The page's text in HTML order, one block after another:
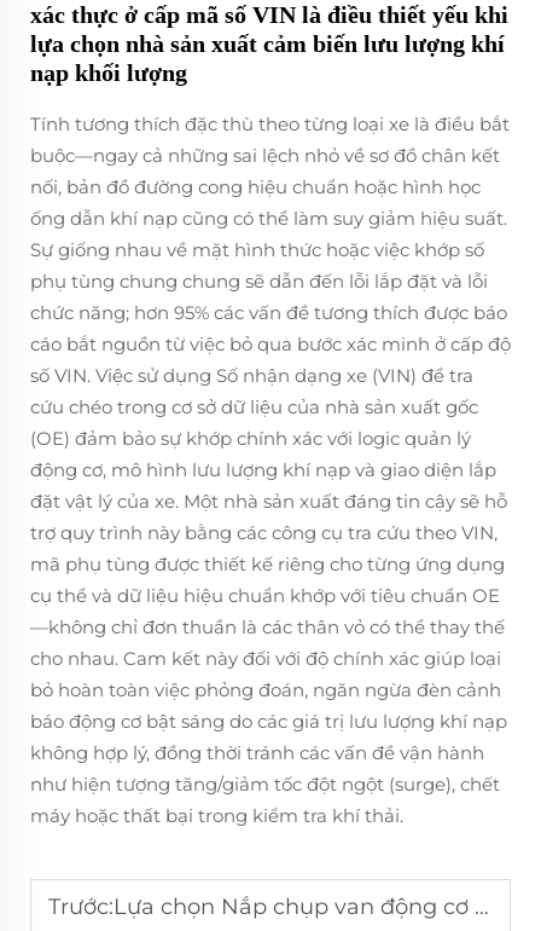
xác thực ở cấp mã số VIN là điều thiết yếu khi
lựa chọn nhà sản xuất cảm biến lưu lượng khí
nạp khối lượng
Tính tương thích đặc thù theo từng loại xe là điều bắt
buộc—ngay cả những sai lệch nhỏ về sơ đồ chân kết
nối, bản đồ đường cong hiệu chuẩn hoặc hình học
ống dẫn khí nạp cũng có thể làm suy giảm hiệu suất.
Sự giống nhau về mặt hình thức hoặc việc khớp số
phụ tùng chung chung sẽ dẫn đến lỗi lắp đặt và lỗi
chức năng; hơn 95% các vấn đề tương thích được báo
cáo bắt nguồn từ việc bỏ qua bước xác minh ở cấp độ
số VIN. Việc sử dụng Số nhận dạng xe (VIN) để tra
cứu chéo trong cơ sở dữ liệu của nhà sản xuất gốc
(OE) đảm bảo sự khớp chính xác với logic quản lý
động cơ, mô hình lưu lượng khí nạp và giao diện lắp
đặt vật lý của xe. Một nhà sản xuất đáng tin cậy sẽ hỗ
trợ quy trình này bằng các công cụ tra cứu theo VIN,
mã phụ tùng được thiết kế riêng cho từng ứng dụng
cụ thể và dữ liệu hiệu chuẩn khớp với tiêu chuẩn OE
—không chỉ đơn thuần là các thân vỏ có thể thay thế
cho nhau. Cam kết này đối với độ chính xác giúp loại
bỏ hoàn toàn việc phỏng đoán, ngăn ngừa đèn cảnh
báo động cơ bật sáng do các giá trị lưu lượng khí nạp
không hợp lý, đồng thời tránh các vấn đề vận hành
như hiện tượng tăng/giảm tốc đột ngột (surge), chết
máy hoặc thất bại trong kiểm tra khí thải.
Trước:Lựa chọn Nắp chụp van động cơ ô tô phù hợp cho việc đi lại hàng ngày